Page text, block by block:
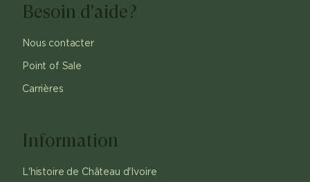
Besoin d'aide?
Nous contacter
Point of Sale
Carrières
Information
L'histoire de Château d'Ivoire